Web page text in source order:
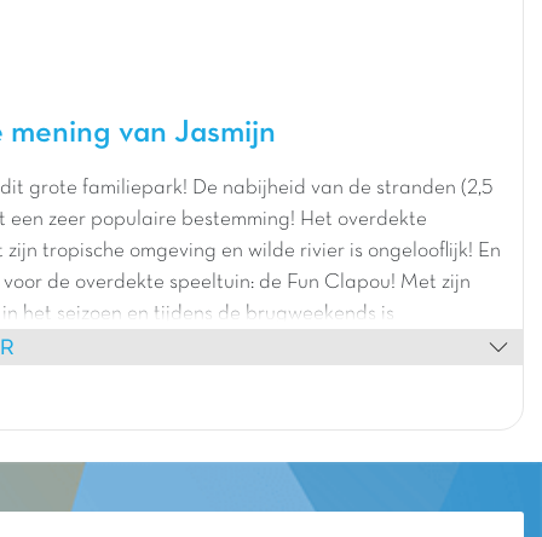
mening van Jasmijn
grote familiepark! De nabijheid van de stranden (2,5
een zeer populaire bestemming! Het overdekte
zijn tropische omgeving en wilde rivier is ongelooflijk! En
de overdekte speeltuin: de Fun Clapou! Met zijn
het seizoen en tijdens de brugweekends is
gegarandeerd, net als de mascotte-uitstapjes 😊 Er zijn